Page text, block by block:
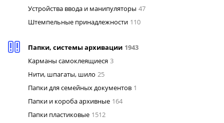
Устройства ввода и манипуляторы 47
Штемпельные принадлежности 110
Папки, системы архивации 1943
Карманы самоклеящиеся 3
Нити, шпагаты, шило 25
Папки для семейных документов 1
Папки и короба архивные 164
Папки пластиковые 1512